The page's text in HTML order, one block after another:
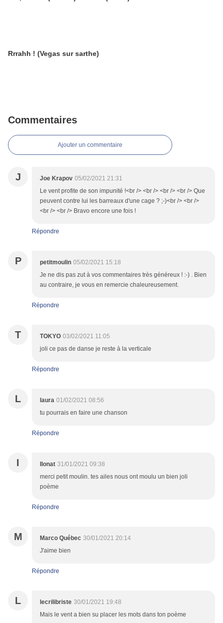
Rrrahh ! (Vegas sur sarthe)
Commentaires
Ajouter un commentaire
J Joe Krapov 05/02/2021 21:31
Le vent profite de son impunité !<br /> <br /> <br /> <br /> Que
peuvent contre lui les barreaux d'une cage ? ;-)<br /> <br />
<br /> <br /> Bravo encore une fois !
Répondre
P petitmoulin 05/02/2021 15:18
Je ne dis pas zut à vos commentaires très généreux ! :-) . Bien
au contraire, je vous en remercie chaleureusement.
Répondre
T TOKYO 03/02/2021 11:05
joli ce pas de danse je reste à la verticale
Répondre
L laura 01/02/2021 08:56
tu pourrais en faire une chanson
Répondre
I Ilonat 31/01/2021 09:38
merci petit moulin. tes ailes nous ont moulu un bien joli
poème
Répondre
M Marco Québec 30/01/2021 20:14
J'aime bien
Répondre
L lecrilibriste 30/01/2021 19:48
Mais le vent a bien su placer les mots dans ton poème